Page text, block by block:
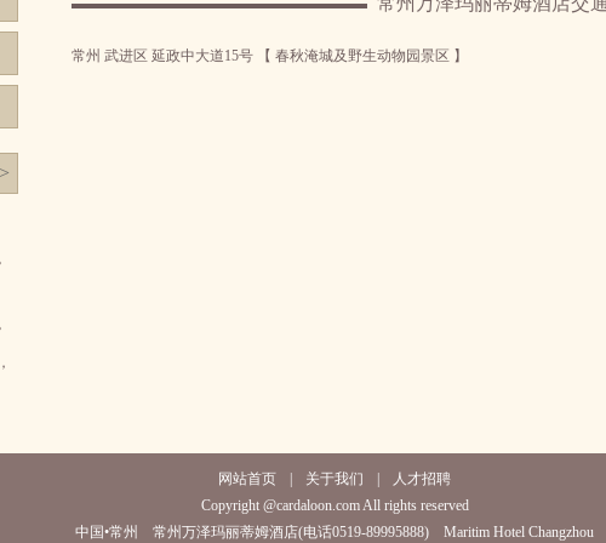
常州 武进区 延政中大道15号 【 春秋淹城及野生动物园景区 】
网站首页 关于我们
人才招聘
Copyright @cardaloon.com All rights reserved
中国•常州 常州万泽玛丽蒂姆酒店(电话0519-89995888) Maritim Hotel Changzhou